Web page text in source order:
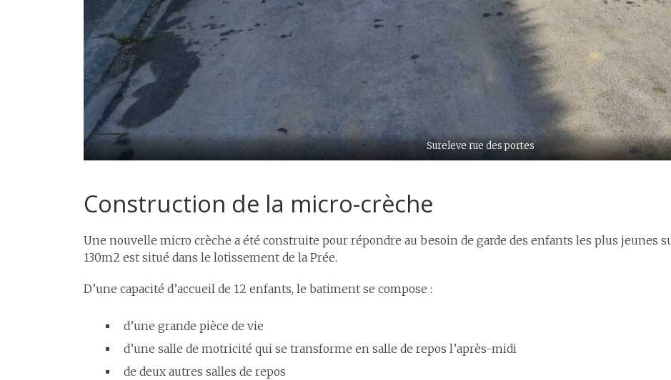
Sureleve rue des portes
Construction de la micro-crèche
Une nouvelle micro crèche a été construite pour répondre au besoin de garde des enfants les plus jeunes
130m2 est situé dans le lotissement de la Prée.
D’une capacité d’accueil de 12 enfants, le batiment se compose :
d’une grande pièce de vie
d’une salle de motricité qui se transforme en salle de repos l’après-midi
de deux autres salles de repos